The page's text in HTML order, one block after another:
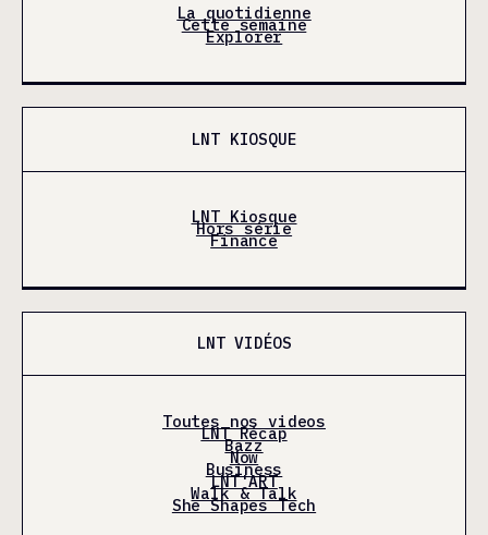
La quotidienne
Cette semaine
Explorer
LNT KIOSQUE
LNT Kiosque
Hors série
Finance
LNT VIDÉOS
Toutes nos videos
LNT Récap
Bazz
Now
Business
LNT'ART
Walk & Talk
She Shapes Tech